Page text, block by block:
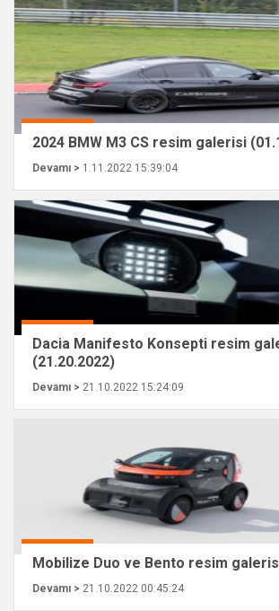
2024 BMW M3 CS resim galerisi
Devamı > 1.11.2022 15:39:04
Dacia Manifesto Konsepti resim
(21.20.2022)
Devamı > 21.10.2022 15:24:09
Mobilize Duo ve Bento resim
Devamı > 21.10.2022 00:45:24